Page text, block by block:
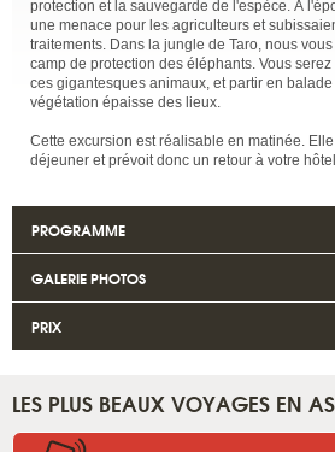
protection et la sauvegarde de l'espèce. À
une menace pour les agriculteurs et
traitements. Dans la jungle de Taro, nous
camp de protection des éléphants. Vous
ces gigantesques animaux, et partir en
végétation épaisse des lieux.
Cette excursion est réalisable en matinée.
déjeuner et prévoit donc un retour à votre
PROGRAMME
GALERIE PHOTOS
PRIX
LES PLUS BEAUX VOYAGES EN